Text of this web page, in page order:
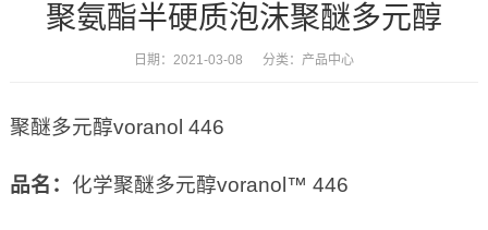
聚氨酯半硬质泡沫聚醚多元醇
日期：2021-03-08 分类： 产品中心
聚醚多元醇voranol 446
品名： 化学聚醚多元醇voranol™ 446